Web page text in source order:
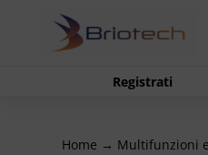
Registrati
Home → Multifunzioni